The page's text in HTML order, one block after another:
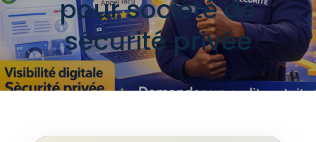
pour société de
sécurité privée